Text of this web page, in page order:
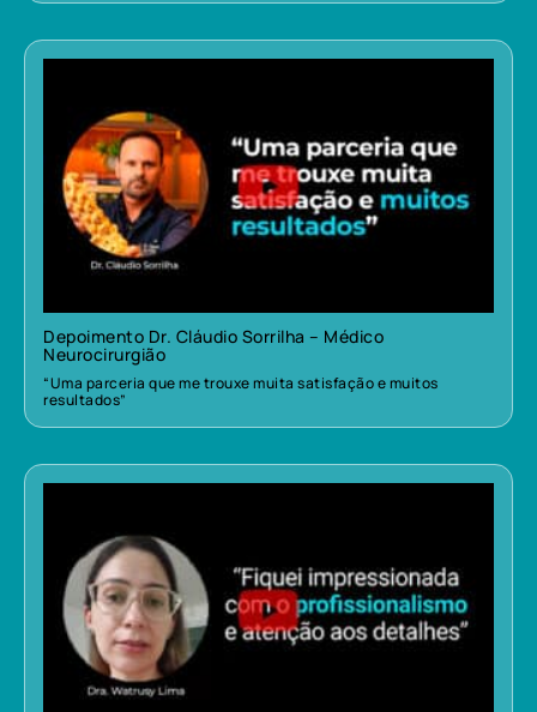
Depoimento Dr. Cláudio Sorrilha – Médico
Neurocirurgião
“Uma parceria que me trouxe muita satisfação e muitos
resultados”